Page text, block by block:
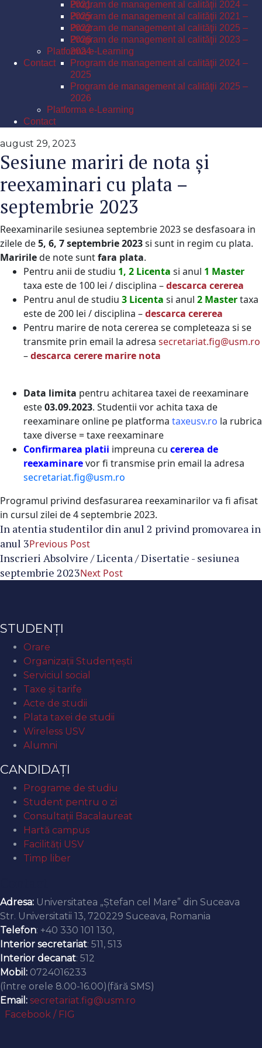
Program de management al calităţii 2024 –
2025
Program de management al calităţii 2025 –
2026
Platforma e-Learning
Contact
2021
Program de management al calităţii 2021 –
2022
Program de management al calităţii 2023 –
2024
Program de management al calităţii 2024 –
2025
Program de management al calităţii 2025 –
2026
Platforma e-Learning
Contact
august 29, 2023
Sesiune mariri de nota și
reexaminari cu plata –
septembrie 2023
Reexaminarile sesiunea septembrie 2023 se desfasoara in
zilele de5, 6, 7 septembrie 2023si sunt in regim cu plata.
Maririlede note suntfara plata.
Pentru anii de studiu 1, 2 Licenta si anul 1 Master
taxa este de 100 lei / disciplina –descarca cererea
Pentru anul de studiu 3 Licenta si anul 2 Mastertaxa
este de 200 lei / disciplina –descarca cererea
Pentru marire de nota cererea se completeaza si se
transmite prin email la adresa secretariat.fig@usm.ro
–descarca cerere marire nota
Data limita pentru achitarea taxei de reexaminare
este03.09.2023. Studentii vor achita taxa de
reexaminare online pe platforma taxeusv.ro la rubrica
taxe diverse = taxe reexaminare
Confirmarea platii impreuna cu cererea de
reexaminarevor fi transmise prin email la adresa
secretariat.fig@usm.ro
Programul privind desfasurarea reexaminarilor va fi afisat
in cursul zilei de 4 septembrie 2023.
In atentia studentilor din anul 2 privind promovarea in
anul 3Previous Post
Inscrieri Absolvire / Licenta / Disertatie - sesiunea
septembrie 2023Next Post
STUDENȚI
Orare
Organizaţii Studenţeşti
Serviciul social
Taxe și tarife
Acte de studii
Plata taxei de studii
Wireless USV
Alumni
CANDIDAȚI
Programe de studiu
Student pentru o zi
Consultații Bacalaureat
Hartă campus
Facilități USV
Timp liber
Adresa: Universitatea „Ștefan cel Mare” din Suceava
Str. Universitatii 13, 720229 Suceava, Romania
Telefon: +40 330 101 130,
Interior secretariat: 511, 513
Interior decanat: 512
Mobil: 0724016233
(între orele 8.00-16.00)(fără SMS)
Email: secretariat.fig@usm.ro
Facebook / FIG